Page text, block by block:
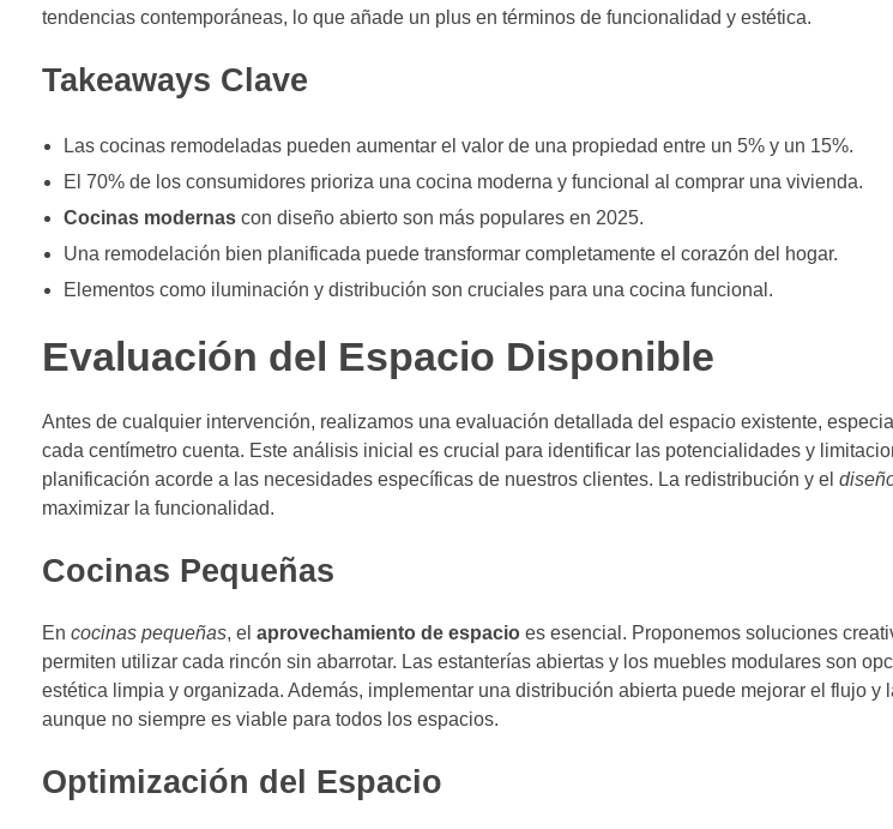
tendencias contemporáneas, lo que añade un plus en términos de funcionalidad y estética.
Takeaways Clave
Las cocinas remodeladas pueden aumentar el valor de una propiedad entre un 5% y un 15%.
El 70% de los consumidores prioriza una cocina moderna y funcional al comprar una vivienda.
Cocinas modernascon diseño abierto son más populares en 2025.
Una remodelación bien planificada puede transformar completamente el corazón del hogar.
Elementos como iluminación y distribución son cruciales para una cocina funcional.
Evaluación del Espacio Disponible
Antes de cualquier intervención, realizamos una evaluación detallada del espacio existente,
cada centímetro cuenta. Este análisis inicial es crucial para identificar las potencialidades y
planificación acorde a las necesidades específicas de nuestros clientes. La redistribución y el
maximizar la funcionalidad.
Cocinas Pequeñas
En cocinas pequeñas, el aprovechamiento de espacio es esencial. Proponemos soluciones
permiten utilizar cada rincón sin abarrotar. Las estanterías abiertas y los muebles modulares son
estética limpia y organizada. Además, implementar una distribución abierta puede mejorar el flujo y
aunque no siempre es viable para todos los espacios.
Optimización del Espacio